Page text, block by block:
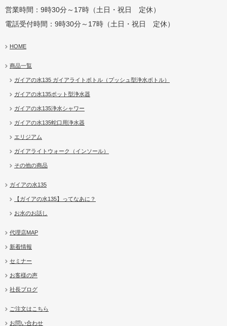
営業時間：9時30分～17時（土日・祝日 定休）
電話受付時間：9時30分～17時（土日・祝日 定休）
HOME
商品一覧
ガイアの水135 ガイアライトボトル（プッシュ型浄水ボトル）
ガイアの水135ポット型浄水器
ガイアの水135浄水シャワー
ガイアの水135蛇口用浄水器
エリジアム
ガイアライトウォーク（インソール）
その他の商品
ガイアの水135
【ガイアの水135】ってなあに？
お水のお話し
代理店MAP
新着情報
セミナー
お客様の声
社長ブログ
ご注文はこちら
お問い合わせ